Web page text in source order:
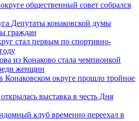
общественный совет собрался
Депутаты конаковской думы
граждан
стал первым по спортивно-
из Конаково стала чемпионкой
женщин
Конаковском округе прошло тройное
выставка в честь Дня
клуб временно переехал в